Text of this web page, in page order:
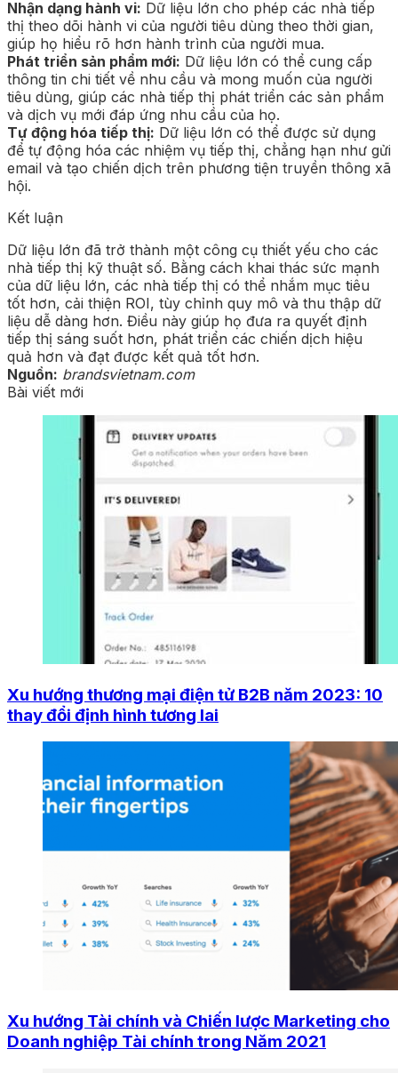
Nhận dạng hành vi: Dữ liệu lớn cho phép các nhà tiếp
thị theo dõi hành vi của người tiêu dùng theo thời gian,
giúp họ hiểu rõ hơn hành trình của người mua.
Phát triển sản phẩm mới: Dữ liệu lớn có thể cung cấp
thông tin chi tiết về nhu cầu và mong muốn của người
tiêu dùng, giúp các nhà tiếp thị phát triển các sản phẩm
và dịch vụ mới đáp ứng nhu cầu của họ.
Tự động hóa tiếp thị: Dữ liệu lớn có thể được sử dụng
để tự động hóa các nhiệm vụ tiếp thị, chẳng hạn như gửi
email và tạo chiến dịch trên phương tiện truyền thông xã
hội.
Kết luận
Dữ liệu lớn đã trở thành một công cụ thiết yếu cho các
nhà tiếp thị kỹ thuật số. Bằng cách khai thác sức mạnh
của dữ liệu lớn, các nhà tiếp thị có thể nhắm mục tiêu
tốt hơn, cải thiện ROI, tùy chỉnh quy mô và thu thập dữ
liệu dễ dàng hơn. Điều này giúp họ đưa ra quyết định
tiếp thị sáng suốt hơn, phát triển các chiến dịch hiệu
quả hơn và đạt được kết quả tốt hơn.
Nguồn: brandsvietnam.com
Bài viết mới
Xu hướng thương mại điện tử B2B năm 2023: 10
thay đổi định hình tương lai
Xu hướng Tài chính và Chiến lược Marketing cho
Doanh nghiệp Tài chính trong Năm 2021